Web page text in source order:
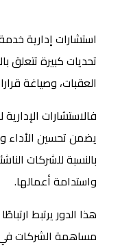
استشارات إدارية
تحديات كبيرة تتعلق
العقبات، وصياغة
فالاستشارات
يضمن تحسين الأداء
بالنسبة للشركات
واستدامة أعمالها.
هذا الدور يرتبط
مساهمة الشركات في